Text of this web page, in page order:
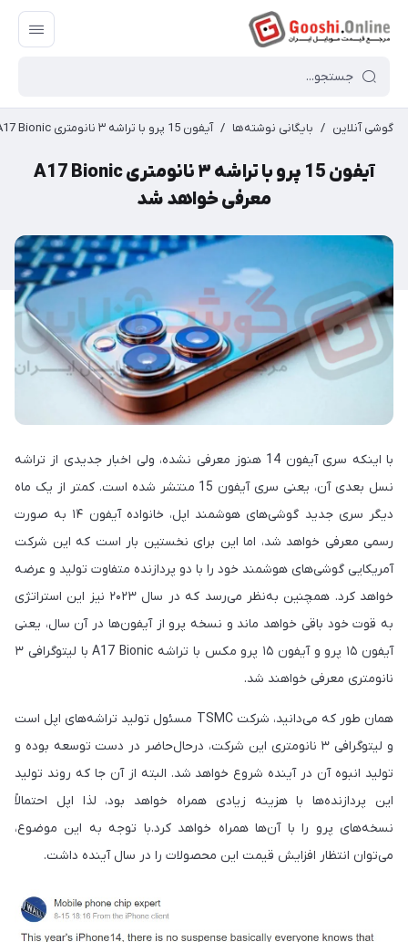
گوشی آنلاین / بایگانی نوشته‌ها / آیفون 15 پرو با تراشه ۳ نانومتری A17 Bionic معرفی خواهد شد
آیفون 15 پرو با تراشه ۳ نانومتری A17 Bionic
معرفی خواهد شد
با اینکه سری آیفون 14 هنوز معرفی نشده، ولی اخبار جدیدی از تراشه
نسل بعدی آن، یعنی سری آیفون 15 منتشر شده است. کمتر از یک ماه
دیگر سری جدید گوشی‌های هوشمند اپل، خانواده آیفون ۱۴ به صورت
رسمی معرفی خواهد شد، اما این برای نخستین بار است که این شرکت
آمریکایی گوشی‌های هوشمند خود را با دو پردازنده متفاوت تولید و عرضه
خواهد کرد. همچنین به‌نظر‌ می‌رسد که در سال ۲۰۲۳ نیز این استراتژی
به قوت خود باقی خواهد ماند و نسخه پرو از آیفون‌ها در آن سال، یعنی
آیفون ۱۵ پرو و آیفون ۱۵ پرو مکس با تراشه A17 Bionic با لیتوگرافی ۳
نانومتری معرفی خواهند شد.
همان طور که می‌دانید، شرکت TSMC مسئول تولید تراشه‌های اپل است
و لیتوگرافی ۳ نانومتری این شرکت، درحال‌حاضر در دست توسعه بوده و
تولید انبوه آن در آینده شروع خواهد شد. البته از آن جا که روند تولید
این پردازنده‌ها با هزینه زیادی همراه خواهد بود، لذا اپل احتمالاً
نسخه‌های پرو را با آن‌ها همراه خواهد کرد.با توجه به این موضوع،
می‌توان انتظار افزایش قیمت این محصولات را در سال آینده داشت.